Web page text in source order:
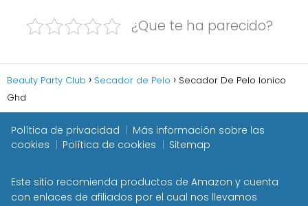
¿Que te ha parecido?
Beauty Party Club Secador de Pelo
Secador De Pelo Ionico
Ghd
Política de privacidad
Más información sobre las
cookies
Política de cookies Sitemap
Este sitio recomienda productos de Amazon y cuenta
con enlaces de afiliados por el cual nos llevamos